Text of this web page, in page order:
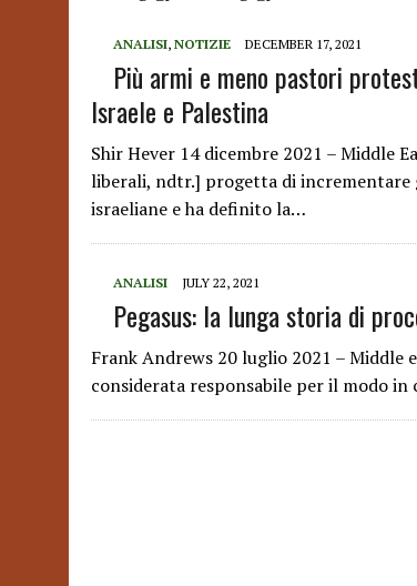
ANALISI, NOTIZIE DECEMBER 17, 2021
Più armi e meno pastori
Israele e Palestina
Shir Hever 14 dicembre 2021 – Middle
liberali, ndtr.] progetta di incrementare
israeliane e ha definito la…
ANALISI JULY 22, 2021
Pegasus: la lunga storia di
Frank Andrews 20 luglio 2021 – Middle
considerata responsabile per il modo